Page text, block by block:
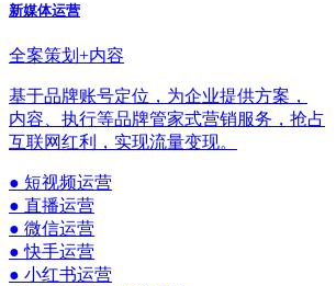
新媒体运营
全案策划+内容
基于品牌账号定位，为企业提供方案，
内容、执行等品牌管家式营销服务，抢占
互联网红利，实现流量变现。
● 短视频运营
● 直播运营
● 微信运营
● 快手运营
● 小红书运营